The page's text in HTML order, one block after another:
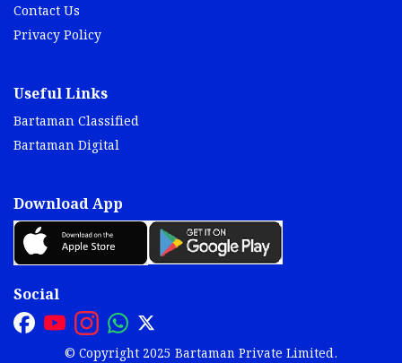
Contact Us
Privacy Policy
Useful Links
Bartaman Classified
Bartaman Digital
Download App
Social
© Copyright 2025 Bartaman Private Limited.